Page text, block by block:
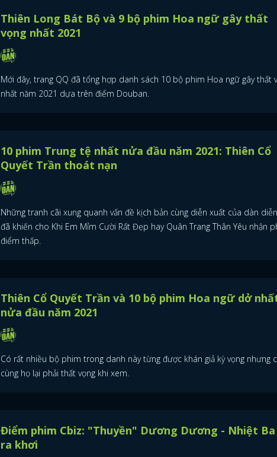
ĐĂNG NHẬP
Thiên Long Bát Bộ và 9 bộ phim Hoa ngữ gây thất
vọng nhất 2021
Mới đây, trang QQ đã tổng hợp danh sách 10 bộ phim Hoa ngữ gây thất
nhất năm 2021 dựa trên điểm Douban.
10 phim Trung tệ nhất nửa đầu năm 2021: Thiên Cổ
Quyết Trần thoát nạn
Những tranh cãi xung quanh vấn đề kịch bản cùng diễn xuất của dàn
đã khiến cho Khi Em Mỉm Cười Rất Đẹp hay Quân Trang Thân Yêu nhận
điểm thấp.
Thiên Cổ Quyết Trần và 10 bộ phim Hoa ngữ dở
nửa đầu năm 2021
Có rất nhiều bộ phim trong danh này từng được khán giả kỳ vọng nhưng
cùng họ lại phải thất vọng khi xem.
Điểm phim Cbiz: "Thuyền" Dương Dương - Nhiệt Ba
ra khơi